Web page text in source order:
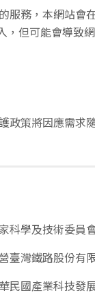
服務，本網站會
，但可能會導致
政策將因應需求
科學及技術委員
臺灣鐵路股份有
民國產業科技發